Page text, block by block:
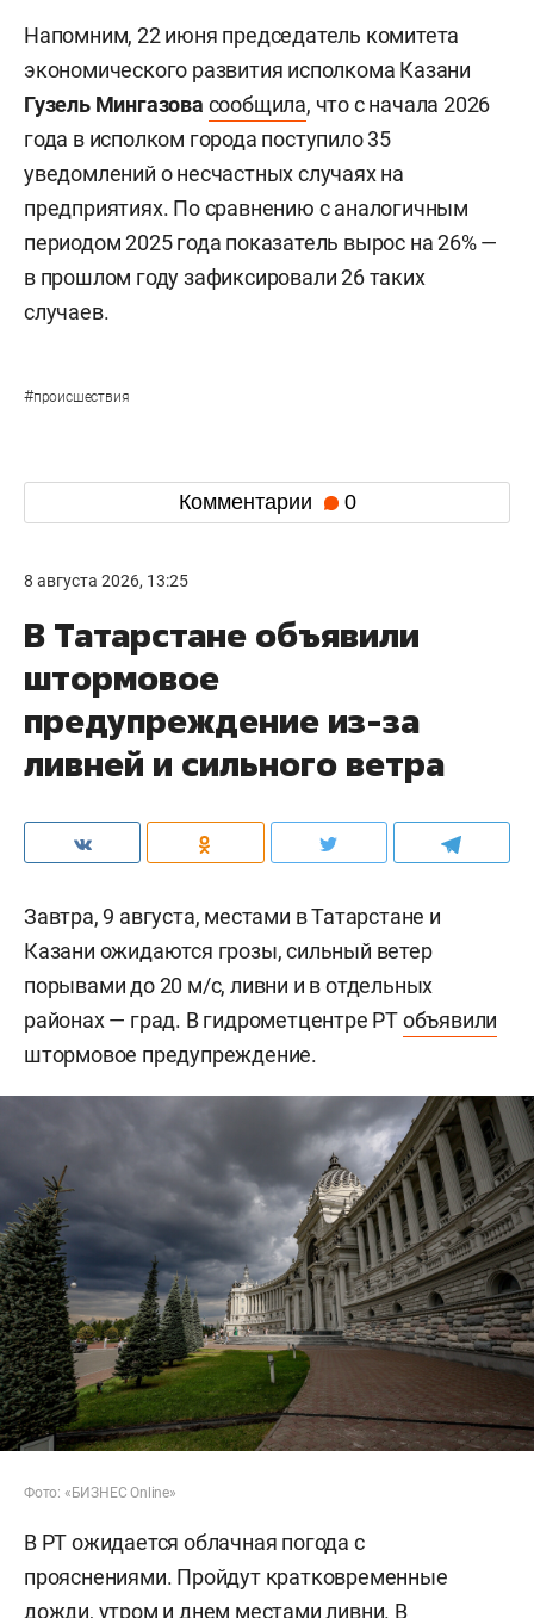
Напомним, 22 июня председатель комитета
экономического развития исполкома Казани
Гузель Мингазова сообщила, что с начала 2026
года в исполком города поступило 35
уведомлений о несчастных случаях на
предприятиях. По сравнению с аналогичным
периодом 2025 года показатель вырос на 26% —
в прошлом году зафиксировали 26 таких
случаев.
#происшествия
Комментарии 0
8 августа 2026, 13:25
В Татарстане объявили
штормовое
предупреждение из-за
ливней и сильного ветра
Завтра, 9 августа, местами в Татарстане и
Казани ожидаются грозы, сильный ветер
порывами до 20 м/c, ливни и в отдельных
районах — град. В гидрометцентре РТобъявили
штормовое предупреждение.
Фото: «БИЗНЕС Online»
В РТ ожидается облачная погода с
прояснениями. Пройдут кратковременные
дожди, утром и днем местами ливни. В